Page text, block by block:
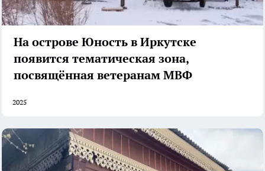
На острове Юность в Иркутске
появится тематическая зона,
посвящённая ветеранам МВФ
2025